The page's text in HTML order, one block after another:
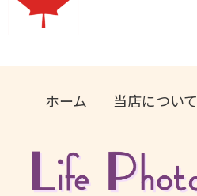
ホーム 当店について